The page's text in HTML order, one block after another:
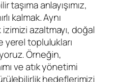
taşıma anlayışımız,
kalmak. Aynı
azaltmayı, doğal
yerel toplulukları
Örneğin,
ve atık yönetimi
hedeflerimizi